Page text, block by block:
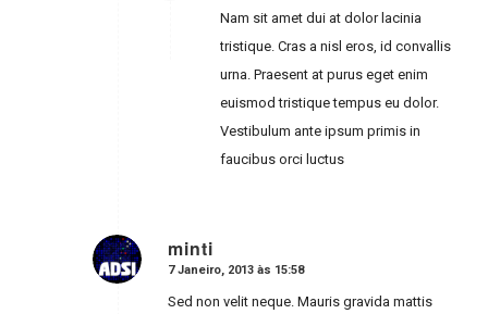
Nam sit amet dui at dolor lacinia
tristique. Cras a nisl eros, id convallis
urna. Praesent at purus eget enim
euismod tristique tempus eu dolor.
Vestibulum ante ipsum primis in
faucibus orci luctus
minti
says:
7 Janeiro, 2013 às 15:58
Sed non velit neque. Mauris gravida mattis